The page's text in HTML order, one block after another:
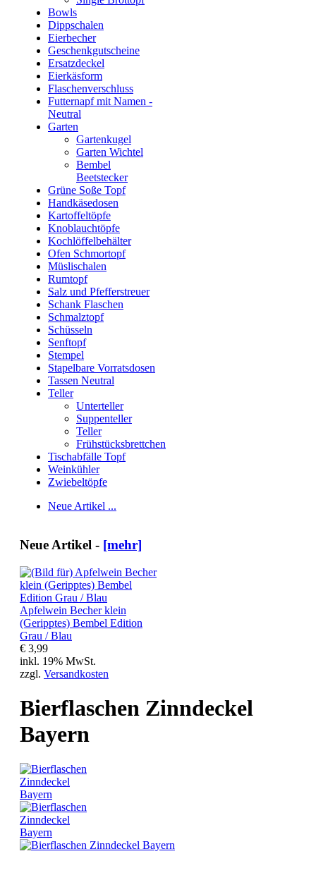
Bowls
Dippschalen
Eierbecher
Geschenkgutscheine
Ersatzdeckel
Eierkäsform
Flaschenverschluss
Futternapf mit Namen -
Neutral
Garten
Gartenkugel
Garten Wichtel
Bembel
Beetstecker
Grüne Soße Topf
Handkäsedosen
Kartoffeltöpfe
Knoblauchtöpfe
Kochlöffelbehälter
Ofen Schmortopf
Müslischalen
Rumtopf
Salz und Pfefferstreuer
Schank Flaschen
Schmalztopf
Schüsseln
Senftopf
Stempel
Stapelbare Vorratsdosen
Tassen Neutral
Teller
Unterteller
Suppenteller
Teller
Frühstücksbrettchen
Tischabfälle Topf
Weinkühler
Zwiebeltöpfe
Neue Artikel ...
Neue Artikel - [mehr]
Apfelwein Becher klein
(Geripptes) Bembel Edition
Grau / Blau
€ 3,99
inkl. 19% MwSt.
zzgl. Versandkosten
Bierflaschen Zinndeckel
Bayern